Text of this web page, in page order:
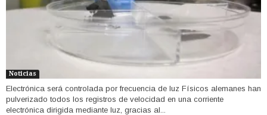
Noticias
Electrónica será controlada por frecuencia de luz Físicos alemanes han
pulverizado todos los registros de velocidad en una corriente
electrónica dirigida mediante luz, gracias al...